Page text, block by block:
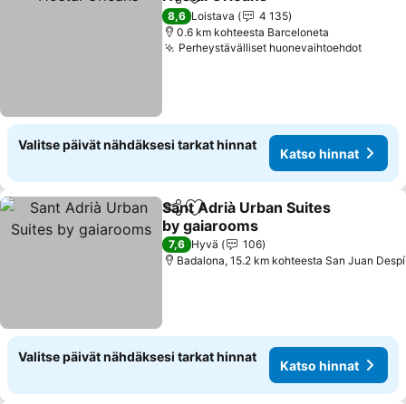
Jaa Lisää suosikkeihin
8,6 Loistava
4 135
0.6 km kohteesta Barceloneta
Perheystävälliset huonevaihtoehdotKatso
Valitse päivät nähdäksesi tarkat hinnat
Katso hinnat
Jaa Lisää suosikkeihin
Sant Adrià Urban Suites
by gaiarooms
Katso hinnat
7,6 Hyvä
106
Badalona, 15.2 km kohteesta San Juan Despí
Valitse päivät nähdäksesi tarkat hinnat
Katso hinnat